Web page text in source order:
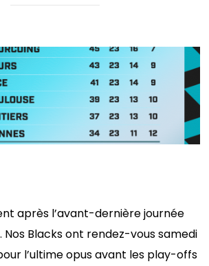
après l’avant-dernière journée
Blacks ont rendez-vous samedi
l’ultime opus avant les play-offs